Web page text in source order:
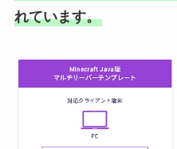
れています。